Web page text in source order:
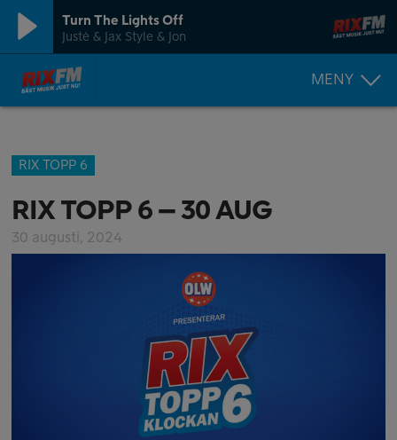
Turn The Lights Off
Justė & Jax Style & Jon
MENY
RIX TOPP 6
RIX TOPP 6 – 30 AUG
30 augusti, 2024